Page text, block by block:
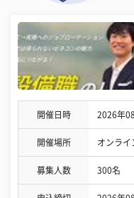
開催日時 2026年
開催場所 オンライ
募集人数 300名